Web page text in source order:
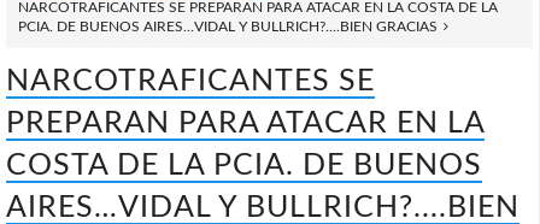
NARCOTRAFICANTES SE PREPARAN PARA ATACAR EN LA COSTA DE LA
PCIA. DE BUENOS AIRES…VIDAL Y BULLRICH?....BIEN GRACIAS
NARCOTRAFICANTES SE
PREPARAN PARA ATACAR EN LA
COSTA DE LA PCIA. DE BUENOS
AIRES…VIDAL Y BULLRICH?....BIEN